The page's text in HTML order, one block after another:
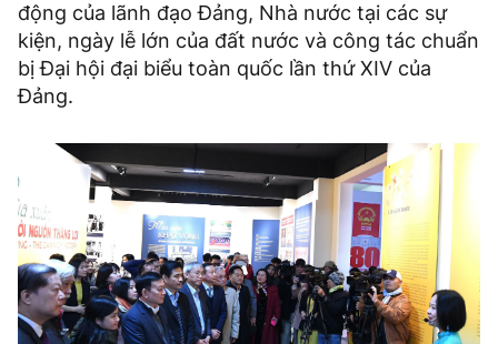
động của lãnh đạo Đảng, Nhà nước tại các sự
kiện, ngày lễ lớn của đất nước và công tác chuẩn
bị Đại hội đại biểu toàn quốc lần thứ XIV của
Đảng.